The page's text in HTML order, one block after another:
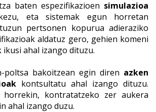
baten espezifikazioen simulazioa
eta sistemak egun horretan
pertsonen kopurua adieraziko
aldatuz gero, gehien komeni
ikusi ahal izango dituzu.
poltsa bakoitzean egin diren azken
kontsultatu ahal izango dituzu.
horrekin, kontratatzeko zer aukera
ahal izango duzu.